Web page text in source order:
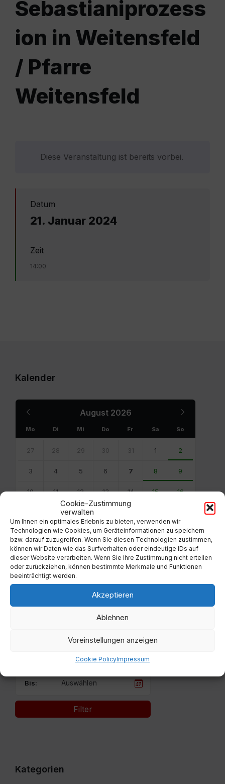
Cookie-Zustimmung
verwalten
Um Ihnen ein optimales Erlebnis zu bieten, verwenden wir
Technologien wie Cookies, um Geräteinformationen zu speichern
bzw. darauf zuzugreifen. Wenn Sie diesen Technologien zustimmen,
können wir Daten wie das Surfverhalten oder eindeutige IDs auf
dieser Website verarbeiten. Wenn Sie Ihre Zustimmung nicht erteilen
oder zurückziehen, können bestimmte Merkmale und Funktionen
beeinträchtigt werden.
Akzeptieren
Ablehnen
Voreinstellungen anzeigen
Cookie PolicyImpressum
Sebastianiprozess
ion in Weitensfeld
/ Pfarre
Weitensfeld
Diese Veranstaltung ist bereits vorbei.
Datum
21. Januar 2024
Zeit
14:00
Kalender
August 2026
Month
Mo Di Mi Do Fr Sa So
calendar
27 28 29 30 31 1 2
3 4 5 6 7 8 9
10 11 12 13 14 15 16
19
24 25 26 27 28 29 30
31 1 2 3 4 5 6
Back
to
Bis:
Filter
Kategorien